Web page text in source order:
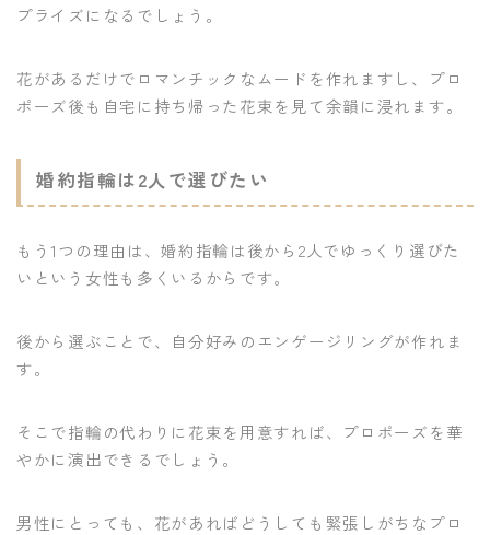
プライズになるでしょう。
花があるだけでロマンチックなムードを作れますし、プロ
ポーズ後も自宅に持ち帰った花束を見て余韻に浸れます。
婚約指輪は2人で選びたい
もう1つの理由は、婚約指輪は後から2人でゆっくり選びた
いという女性も多くいるからです。
後から選ぶことで、自分好みのエンゲージリングが作れま
す。
そこで指輪の代わりに花束を用意すれば、プロポーズを華
やかに演出できるでしょう。
男性にとっても、花があればどうしても緊張しがちなプロ